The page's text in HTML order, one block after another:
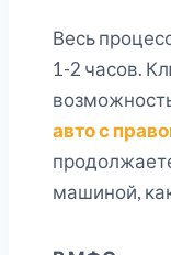
Весь
1-2 часов.
авто с
машиной,